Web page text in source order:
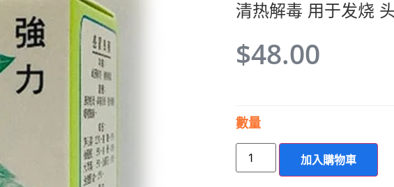
清热解毒 用于发烧
$48.00
數量
加入購物車